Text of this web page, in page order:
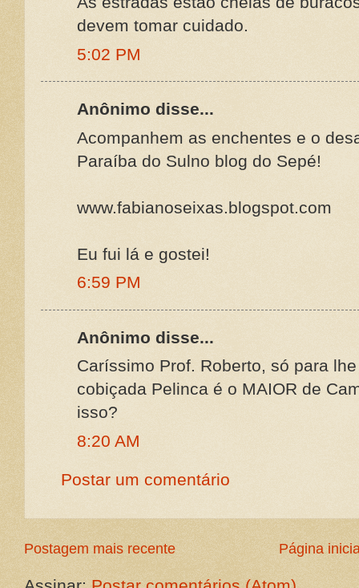
devem tomar cuidado.
5:02 PM
Anônimo disse...
Acompanhem as enchentes e o
Paraíba do Sulno blog do Sepé!
www.fabianoseixas.blogspot.com
Eu fui lá e gostei!
6:59 PM
Anônimo disse...
Caríssimo Prof. Roberto, só para
cobiçada Pelinca é o MAIOR de
isso?
8:20 AM
Postar um comentário
Postagem mais recente Página